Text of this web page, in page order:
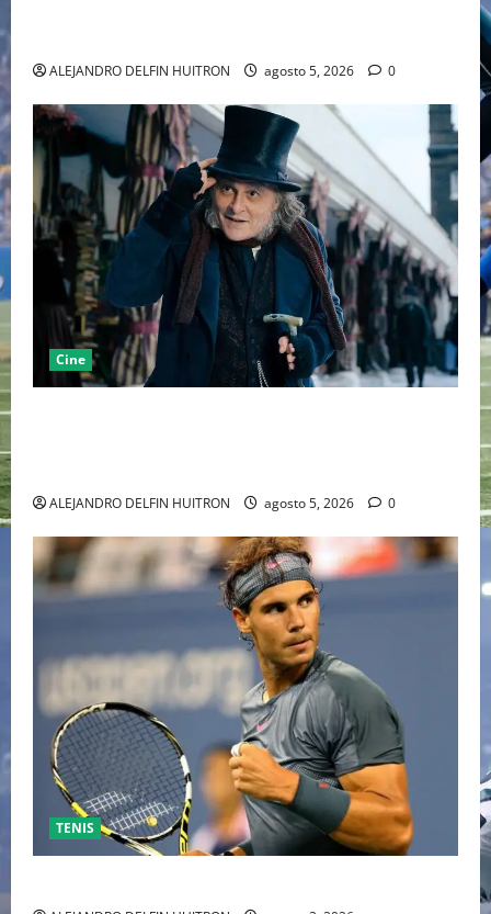
ALEJANDRO DELFIN HUITRON agosto 5, 2026 0
Cine
ALEJANDRO DELFIN HUITRON agosto 5, 2026 0
TENIS